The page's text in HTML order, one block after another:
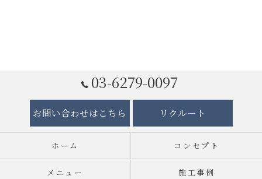
03-6279-0097
お問い合わせはこちら リクルート
ホーム コンセプト
メニュー 施工事例